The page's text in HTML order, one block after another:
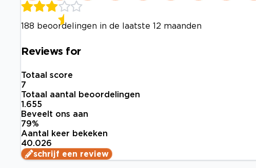
188 beoordelingen in de laatste 12 maanden
Reviews for
Totaal score
7
Totaal aantal beoordelingen
1.655
Beveelt ons aan
79%
Aantal keer bekeken
40.026
schrijf een review